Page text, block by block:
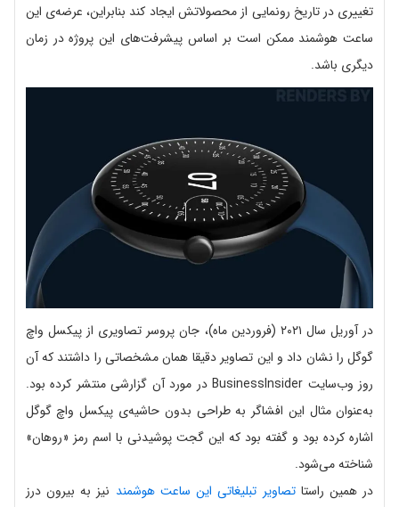
تغییری در تاریخ رونمایی از محصولاتش ایجاد کند بنابراین، عرضه‌ی این
ساعت هوشمند ممکن است بر اساس پیشرفت‌های این پروژه در زمان
دیگری باشد.
در آوریل سال ۲۰۲۱ (فروردین ماه)، جان پروسر تصاویری از پیکسل واچ
گوگل را نشان داد و این تصاویر دقیقا همان مشخصاتی را داشتند که آن
روز وب‌سایت BusinessInsider در مورد آن گزارشی منتشر کرده بود.
به‌عنوان مثال این افشاگر به طراحی بدون حاشیه‌ی پیکسل واچ گوگل
اشاره کرده بود و گفته بود که این گجت پوشیدنی با اسم رمز «روهان»
شناخته می‌شود.
در همین راستاتصاویر تبلیغاتی این ساعت هوشمند نیز به بیرون درز